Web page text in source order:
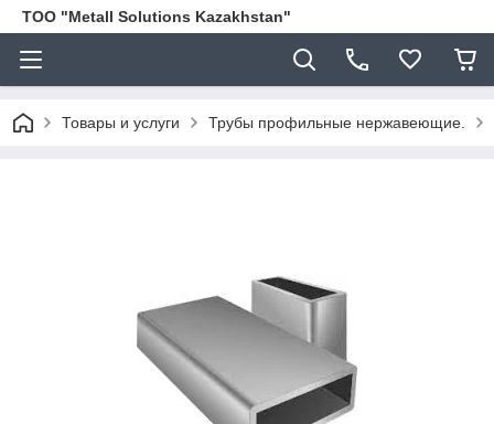
ТОО "Metall Solutions Kazakhstan"
Товары и услуги Трубы профильные нержавеющие.